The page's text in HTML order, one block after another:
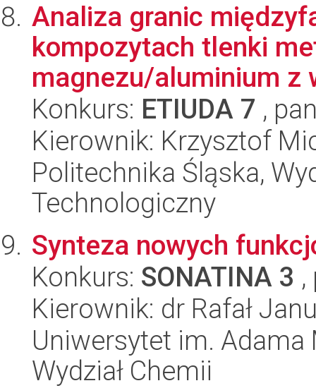
Analiza granic
kompozytach tlenki
magnezu/aluminium z
Konkurs: ETIUDA 7 ,
Kierownik: Krzysztof
Politechnika Śląska,
Technologiczny
Synteza nowych
Konkurs: SONATINA 3
Kierownik: dr Rafał
Uniwersytet im.
Wydział Chemii